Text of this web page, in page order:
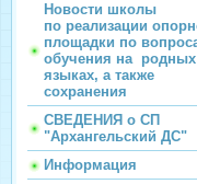
Новости школы
по реализации
площадки по
обучения на родных
языках, а также
сохранения
СВЕДЕНИЯ о СП
"Архангельский ДС"
Информация